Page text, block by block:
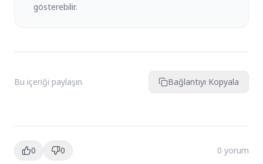
gösterebilir.
Bu içeriği paylaşın Bağlantıyı Kopyala
0 0 0 yorum